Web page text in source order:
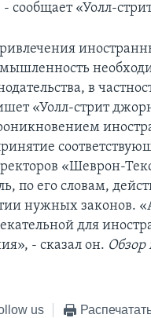
сообщает «Уолл-
в
«Уолл-стрит
«Шеврон-
по его словам,
нужных законов.
для
- сказал он. Обзор
us